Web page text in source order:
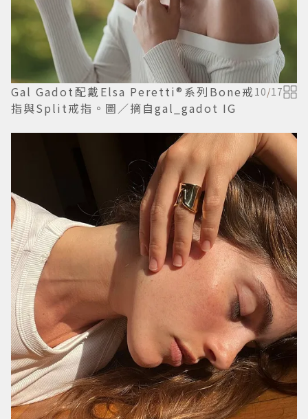
Gal Gadot配戴Elsa Peretti®系列Bone戒
指與Split戒指。圖／摘自gal_gadot IG
10/17